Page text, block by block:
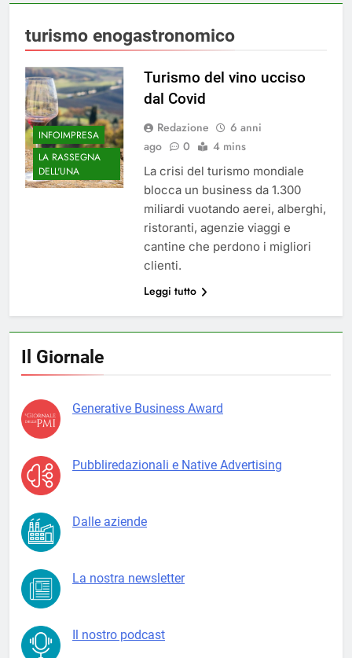
turismo enogastronomico
INFOIMPRESA
LA RASSEGNA
DELL'UNA
Turismo del vino ucciso
dal Covid
Redazione
6 anni
ago
0 4 mins
La crisi del turismo mondiale
blocca un business da 1.300
miliardi vuotando aerei, alberghi,
ristoranti, agenzie viaggi e
cantine che perdono i migliori
clienti.
Leggi tutto
Il Giornale
Generative Business Award
Pubbliredazionali e Native Advertising
Dalle aziende
La nostra newsletter
Il nostro podcast